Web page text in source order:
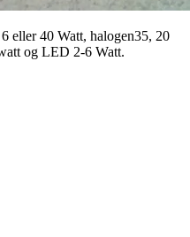
eller 40 Watt, halogen35, 20
og LED 2-6 Watt.